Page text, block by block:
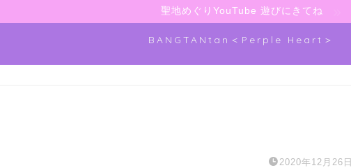
聖地めぐりYouTube 遊びにきてね
BANGTANtan＜Perple Heart＞
2020年12月26日